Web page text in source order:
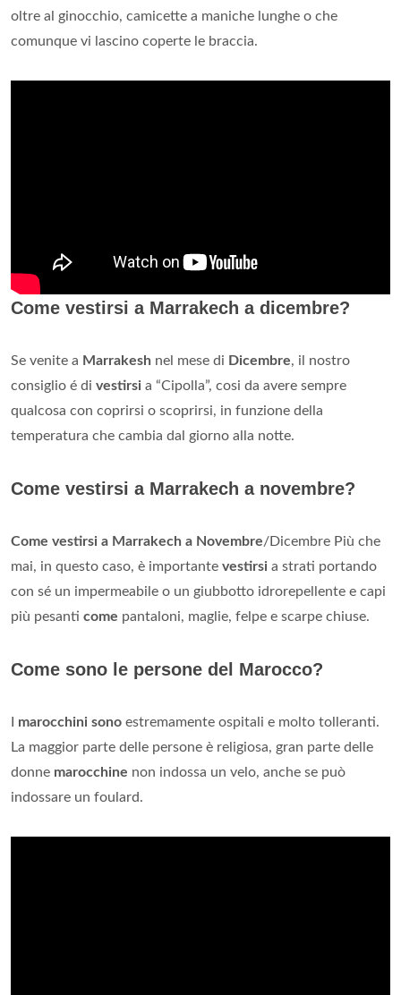
oltre al ginocchio, camicette a maniche lunghe o che
comunque vi lascino coperte le braccia.
Come vestirsi a Marrakech a dicembre?
Se venite a Marrakesh nel mese di Dicembre, il nostro
consiglio é di vestirsi a “Cipolla”, cosi da avere sempre
qualcosa con coprirsi o scoprirsi, in funzione della
temperatura che cambia dal giorno alla notte.
Come vestirsi a Marrakech a novembre?
Come vestirsi a Marrakech a Novembre/Dicembre Più che
mai, in questo caso, è importante vestirsi a strati portando
con sé un impermeabile o un giubbotto idrorepellente e capi
più pesanti come pantaloni, maglie, felpe e scarpe chiuse.
Come sono le persone del Marocco?
marocchini sono estremamente ospitali e molto tolleranti.
La maggior parte delle persone è religiosa, gran parte delle
donne marocchine non indossa un velo, anche se può
indossare un foulard.